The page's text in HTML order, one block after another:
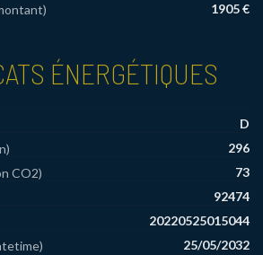
1905 €
ÉNERGÉTIQUES
D
296
CO2)
73
92474
20220525015044
25/05/2032